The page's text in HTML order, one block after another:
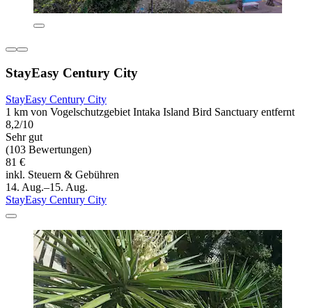
StayEasy Century City
StayEasy Century City
1 km von Vogelschutzgebiet Intaka Island Bird Sanctuary entfernt
8,2/10
Sehr gut
(103 Bewertungen)
81 €
inkl. Steuern & Gebühren
14. Aug.–15. Aug.
StayEasy Century City